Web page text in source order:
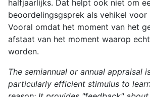
halfjaarlijks. Dat helpt ook niet om
beoordelingsgsprek als vehikel voor
Vooral omdat het moment van het
afstaat van het moment waarop
worden.
The semiannual or annual appraisal
particularly efficient stimulus to